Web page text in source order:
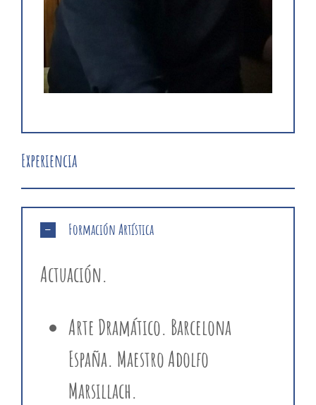
Experiencia
Formación Artística
Actuación.
Arte Dramático. Barcelona
España. Maestro Adolfo
Marsillach.